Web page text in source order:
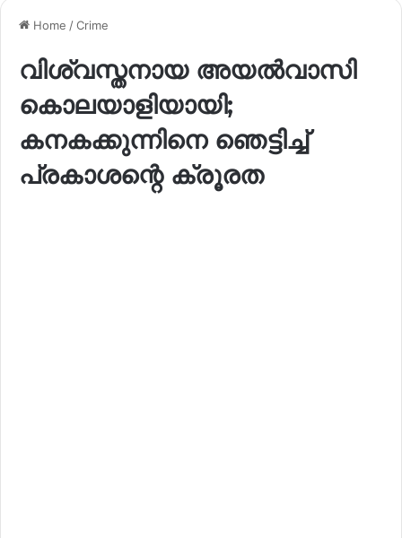
Home /Crime
വിശ്വസ്തനായ അയൽവാസി
കൊലയാളിയായി;
കനകക്കുന്നിനെ ഞെട്ടിച്ച്
പ്രകാശന്റെ ക്രൂരത